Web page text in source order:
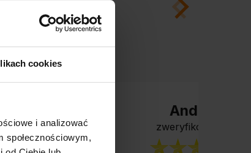
cookies
i analizować
społecznościowym,
Andrzej
zweryfikowano